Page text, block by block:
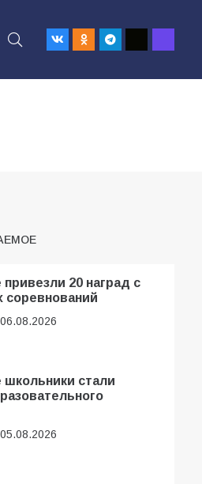
привезли 20 наград с
соревнований
06.08.2026
школьники стали
05.08.2026